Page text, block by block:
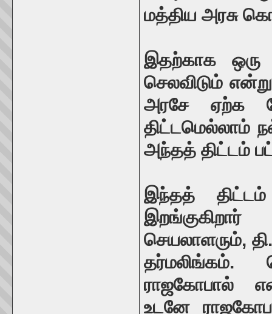
மத்திய அரசு
இதற்காக ஒரு
செலவிடும்
அரசே ஏற்க
திட்டமெல்லாம்
அந்தத் திட்டம்
இந்தத் திட்டம்
செயலாளரும்,
தர்மலிங்கம்.
ராஜகோபால்
உடனே